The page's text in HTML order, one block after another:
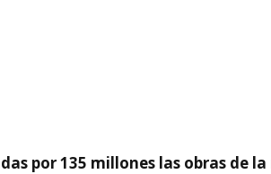
por 135 millones las obras de